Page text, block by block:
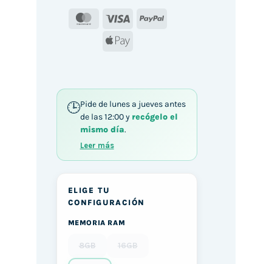
MasterCard
Visa
PayPal
Apple
Pide de lunes a jueves antes
de las 12:00 y recógelo el
mismo día.
Leer más
ELIGE TU
CONFIGURACIÓN
MEMORIA RAM
8GB 16GB